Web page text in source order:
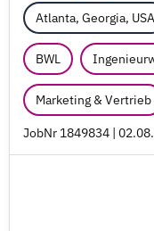
Atlanta, Georgia, USA
BWL
Marketing & Vertrieb
JobNr 1849834 |